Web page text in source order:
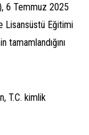
6 Temmuz 2025
Lisansüstü Eğitimi
tamamlandığını
T.C. kimlik